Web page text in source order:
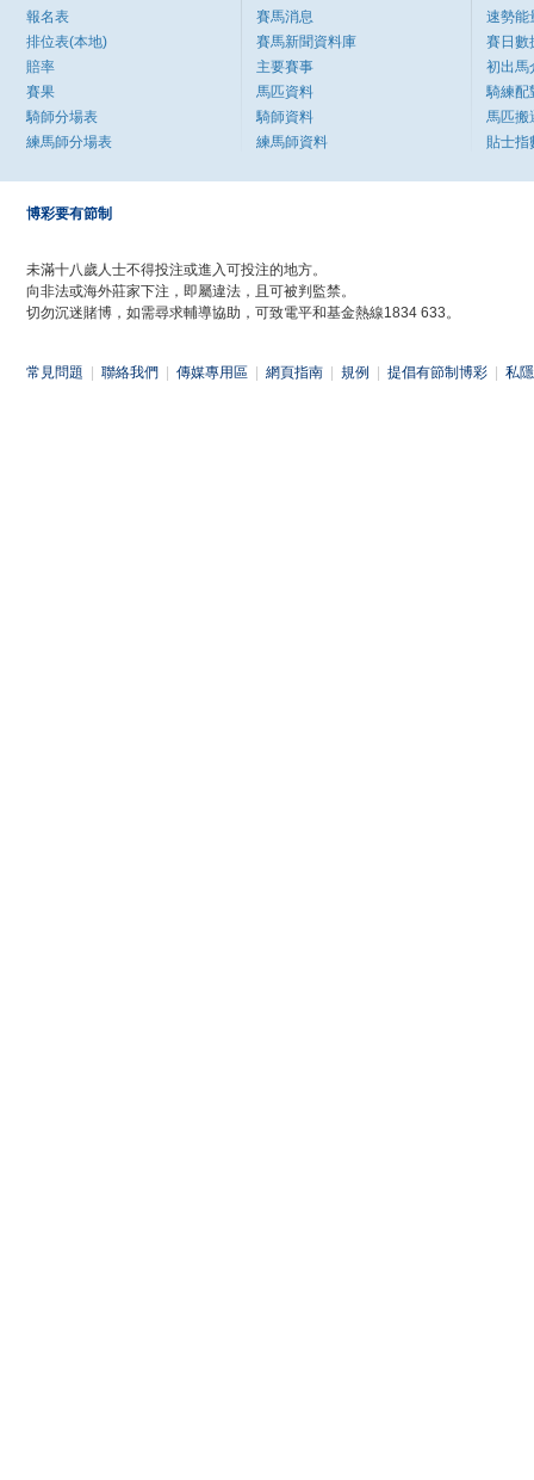
報名表
排位表(本地)
賠率
賽果
騎師分場表
練馬師分場表
賽馬消息
賽馬新聞資料庫
主要賽事
馬匹資料
騎師資料
練馬師資料
速勢能
賽日數
初出馬
騎練配
馬匹搬
貼士指
博彩要有節制
未滿十八歲人士不得投注或進入可投注的地方。
向非法或海外莊家下注，即屬違法，且可被判監禁。
切勿沉迷賭博，如需尋求輔導協助，可致電平和基金熱線1834 633。
常見問題 聯絡我們 傳媒專用區 網頁指南 規例 提倡有節制博彩 私